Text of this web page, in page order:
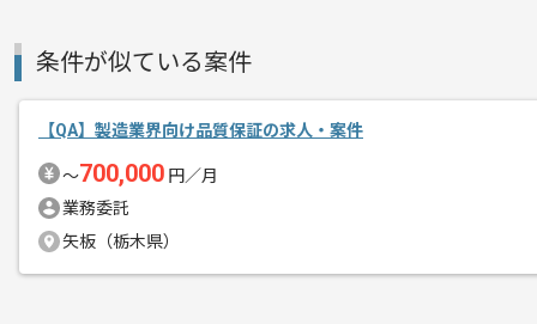
基本出社しての作業をお願いしており
条件が似ている案件
【QA】製造業界向け品質保証の求人・案件
〜700,000 円／月
業務委託
矢板（栃木県）